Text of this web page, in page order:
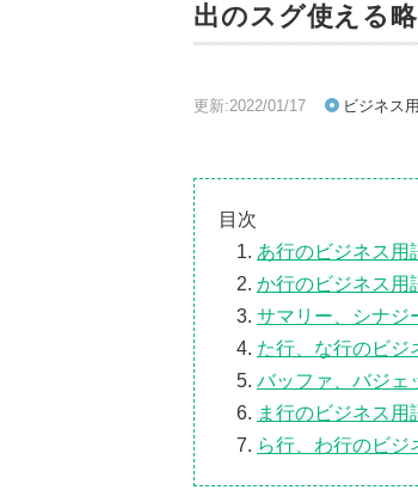
出のスグ使える
更新:2022/01/17 ビジネス
目次
あ行のビジネス用
か行のビジネス用
サマリー、シナ
た行、な行のビジ
バッファ、バジ
ま行のビジネス用
ら行、わ行のビジ